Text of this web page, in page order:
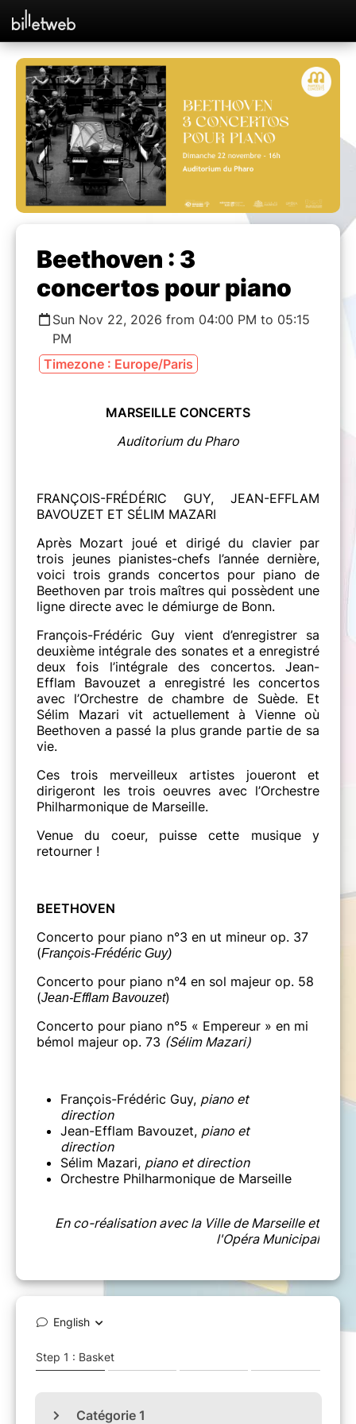
Beethoven : 3
concertos pour piano
Sun Nov 22, 2026 from 04:00 PM to 05:15
PM
Timezone : Europe/Paris
MARSEILLE CONCERTS
Auditorium du Pharo
FRANÇOIS-FRÉDÉRIC GUY, JEAN-EFFLAM
BAVOUZET ET SÉLIM MAZARI
Après Mozart joué et dirigé du clavier par
trois jeunes pianistes-chefs l’année dernière,
voici trois grands concertos pour piano de
Beethoven par trois maîtres qui possèdent une
ligne directe avec le démiurge de Bonn.
François-Frédéric Guy vient d’enregistrer sa
deuxième intégrale des sonates et a enregistré
deux fois l’intégrale des concertos. Jean-
Efflam Bavouzet a enregistré les concertos
avec l’Orchestre de chambre de Suède. Et
Sélim Mazari vit actuellement à Vienne où
Beethoven a passé la plus grande partie de sa
vie.
Ces trois merveilleux artistes joueront et
dirigeront les trois oeuvres avec l’Orchestre
Philharmonique de Marseille.
Venue du coeur, puisse cette musique y
retourner !
BEETHOVEN
Concerto pour piano n°3 en ut mineur op. 37
(François-Frédéric Guy)
Concerto pour piano n°4 en sol majeur op. 58
(Jean-Efflam Bavouzet)
Concerto pour piano n°5 « Empereur » en mi
bémol majeur op. 73 (Sélim Mazari)
François-Frédéric Guy, piano et
direction
Jean-Efflam Bavouzet, piano et
direction
Sélim Mazari, piano et direction
Orchestre Philharmonique de Marseille
En co-réalisation avec la Ville de Marseille et
l'Opéra Municipal